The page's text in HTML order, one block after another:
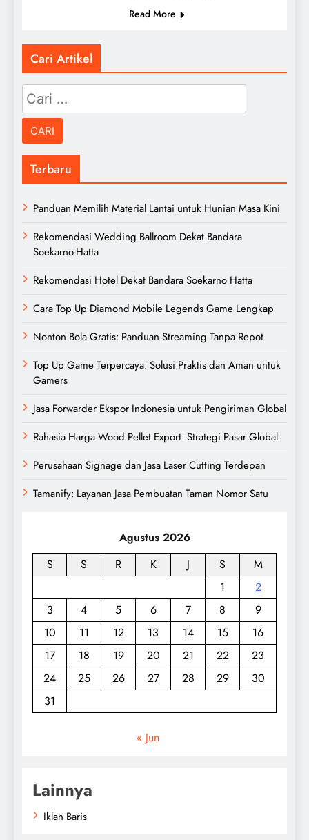
Read More
Cari Artikel
Cari
untuk:
Terbaru
Panduan Memilih Material Lantai untuk Hunian Masa Kini
Rekomendasi Wedding Ballroom Dekat Bandara
Soekarno-Hatta
Rekomendasi Hotel Dekat Bandara Soekarno Hatta
Cara Top Up Diamond Mobile Legends Game Lengkap
Nonton Bola Gratis: Panduan Streaming Tanpa Repot
Top Up Game Terpercaya: Solusi Praktis dan Aman untuk
Gamers
Jasa Forwarder Ekspor Indonesia untuk Pengiriman Global
Rahasia Harga Wood Pellet Export: Strategi Pasar Global
Perusahaan Signage dan Jasa Laser Cutting Terdepan
Tamanify: Layanan Jasa Pembuatan Taman Nomor Satu
Agustus 2026
S
S R K J S
M
1
2
3
4 5 6 7 8
9
10
11 12 13 14 15
16
17
18 19 20 21 22
23
24
25 26 27 28 29
30
31
« Jun
Lainnya
Iklan Baris